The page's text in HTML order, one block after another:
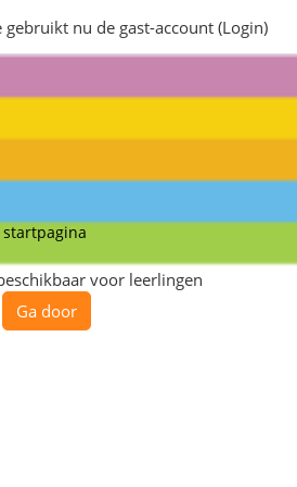
gebruikt nu de gast-account (Login)
startpagina
voor leerlingen
Ga door